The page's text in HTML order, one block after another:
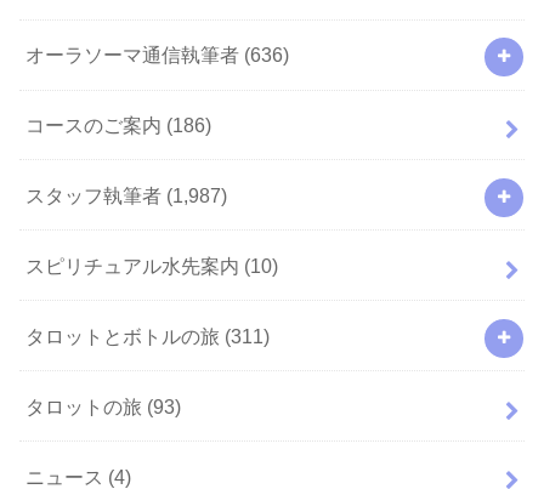
オーラソーマ通信執筆者 (636)
コースのご案内 (186)
スタッフ執筆者 (1,987)
スピリチュアル水先案内 (10)
タロットとボトルの旅 (311)
タロットの旅 (93)
ニュース (4)